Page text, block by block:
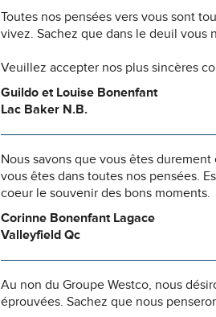
Toutes nos pensées vers vous sont
vivez. Sachez que dans le deuil vous
Veuillez accepter nos plus sincères
Guildo et Louise Bonenfant
Lac Baker N.B.
Nous savons que vous êtes
vous êtes dans toutes nos pensées.
coeur le souvenir des bons moments.
Corinne Bonenfant Lagace
Valleyfield Qc
Au non du Groupe Westco, nous
éprouvées. Sachez que nous